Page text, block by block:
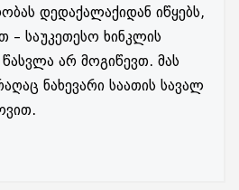
დედაქალაქიდან იწყებს,
– საუკეთესო ხინკლის
არ მოგიწევთ. მას
ნახევარი საათის სავალ